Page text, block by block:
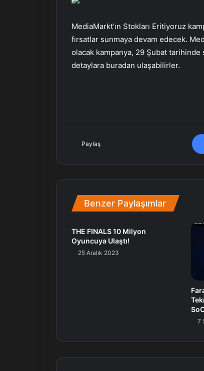
MediaMarkt’ın Stokları Eritiyoruz
fırsatlar sunmaya devam edecek.
olacak kampanya, 29 Şubat
detaylara buradan ulaşabilirler.
Paylaş
Benzer Paylaşımlar
THE FINALS 10 Milyon
Oyuncuya Ulaştı!
25 Aralık 2023
7